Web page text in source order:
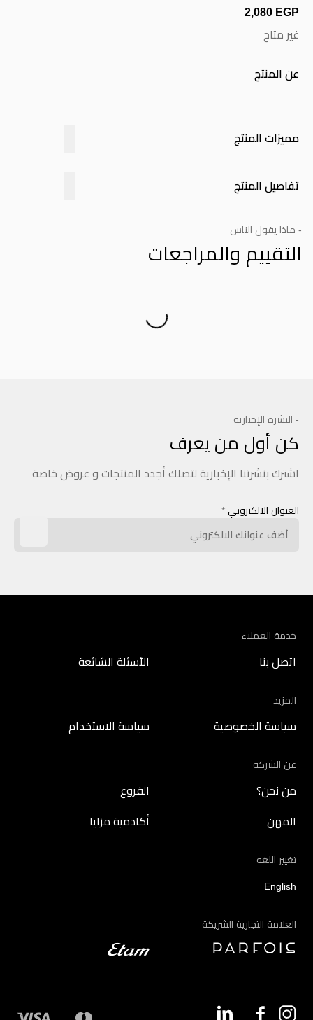
2,080 EGP
غير متاح
عن المنتج
مميزات المنتج
تفاصيل المنتج
- ماذا يقول الناس
التقييم والمراجعات
- النشرة الإخبارية
كن أول من يعرف
اشترك بنشرتنا الإخبارية لتصلك أجدد المنتجات و عروض خاصة
العنوان الالكتروني *
خدمة العملاء
اتصل بنا الأسئلة الشائعة
المزيد
سياسة الخصوصية سياسة الاستخدام
عن الشركة
من نحن؟ الفروع
المهن أكادمية مزايا
تغيير اللغه
English
العلامة التجارية الشريكة